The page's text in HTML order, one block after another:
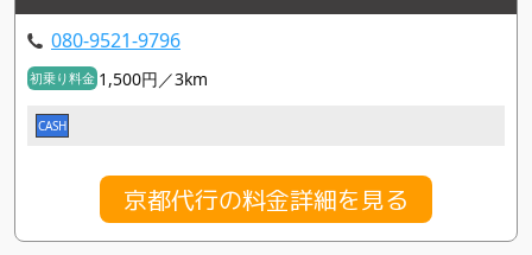
080-9521-9796
初乗り料金 1,500円／3km
CASH
京都代行の料金詳細を見る